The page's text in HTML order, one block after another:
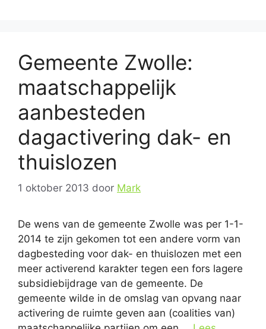
Gemeente Zwolle:
maatschappelijk
aanbesteden
dagactivering dak- en
thuislozen
1 oktober 2013 door Mark
De wens van de gemeente Zwolle was per 1-1-
2014 te zijn gekomen tot een andere vorm van
dagbesteding voor dak- en thuislozen met een
meer activerend karakter tegen een fors lagere
subsidiebijdrage van de gemeente. De
gemeente wilde in de omslag van opvang naar
activering de ruimte geven aan (coalities van)